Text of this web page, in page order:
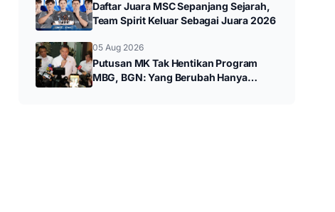
Daftar Juara MSC Sepanjang Sejarah,
Team Spirit Keluar Sebagai Juara 2026
05 Aug 2026
Putusan MK Tak Hentikan Program
MBG, BGN: Yang Berubah Hanya